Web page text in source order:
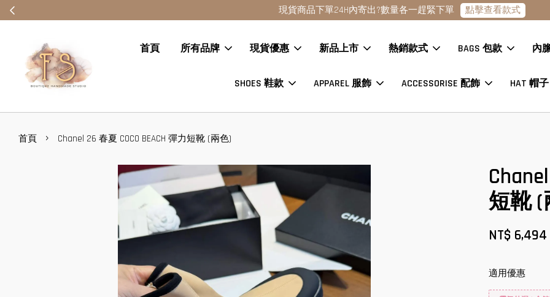
現貨商品下單24H內寄出?數量各一趕緊下單 點擊查看款式
首頁 所有品牌 現貨優惠 新品上市 熱銷款式 BAGS 包款 內
SHOES 鞋款 APPAREL 服飾 ACCESSORISE 配飾 HAT 帽子
首頁 › Chanel 26 春夏 COCO BEACH 彈力短靴 (兩色)
短靴
NT$ 6,494
適用優惠